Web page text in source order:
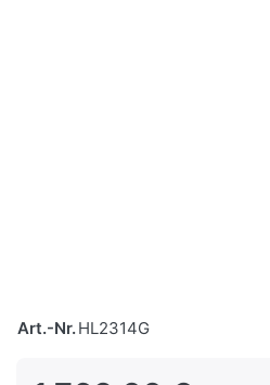
Art.-Nr.HL2314G